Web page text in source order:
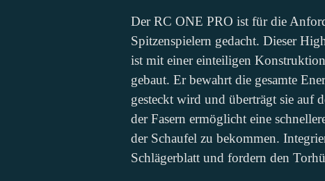
Der RC ONE PRO ist für die
Spitzenspielern gedacht. Dieser
ist mit einer einteiligen
gebaut. Er bewahrt die gesamte
gesteckt wird und überträgt sie auf
der Fasern ermöglicht eine
der Schaufel zu bekommen.
Schlägerblatt und fordern den